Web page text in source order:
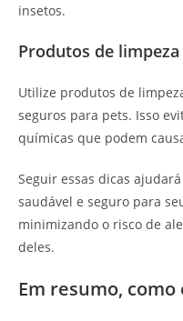
insetos.
Produtos de
Utilize produtos de
seguros para pets. Isso
químicas que podem
Seguir essas dicas
saudável e seguro para
minimizando o risco de
deles.
Em resumo,